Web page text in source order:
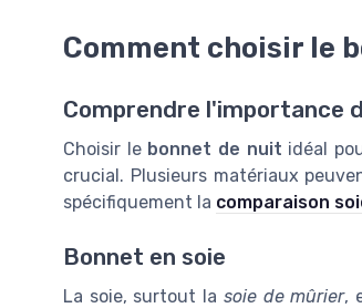
Comment choisir le
Comprendre l'importance
Choisir le bonnet de nuit idéal
crucial. Plusieurs matériaux
spécifiquement la comparaison
Bonnet en soie
La soie, surtout la soie de mûrier,